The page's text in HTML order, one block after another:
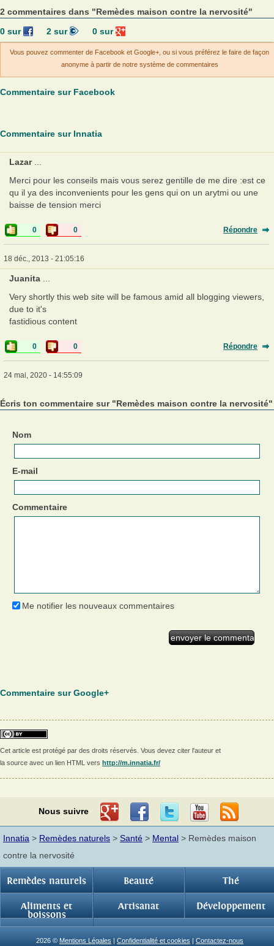
2 commentaires dans "Remèdes maison contre la nervosité"
0sur 2sur 0 sur
Vous pouvez commenter de Facebook et Google+, ou si vous préférez le faire de façon
anonyme à partir de notre système de commentaires
Commentaire sur Facebook
Commentaire sur Innatia
Lazar...
Merci pour les conseils mais vous serez gentille de me dire :est ce
qu il ya des inconvenients pour les gens qui on un arytmi ou une
baisse de tension merci
0 0 Répondre
18 déc., 2013 - 21:05:16
Juanita
Very shortly this web site will be famous amid all blogging viewers,
due to it's
fastidious content
0 0 Répondre
24 mai, 2020 - 14:55:09
Écris ton commentaire sur "Remèdes maison contre la nervosité"
Nom
E-mail
Commentaire
Me notifier les nouveaux commentaires
Commentaire sur Google+
Cet article est protégé par des droits réservés. Vous devez citer l'auteur et
la source avec un lien HTML vers http://m.innatia.fr/
Nous suivre
Innatia > Remèdes naturels > Santé > Mental > Remèdes maison
contre la nervosité
Remèdes naturels Beauté Thé
Aliments et
boissons
Artisanat Développement
2026 © Mentions Légales | Confidentialité et cookies | Contactez-nous